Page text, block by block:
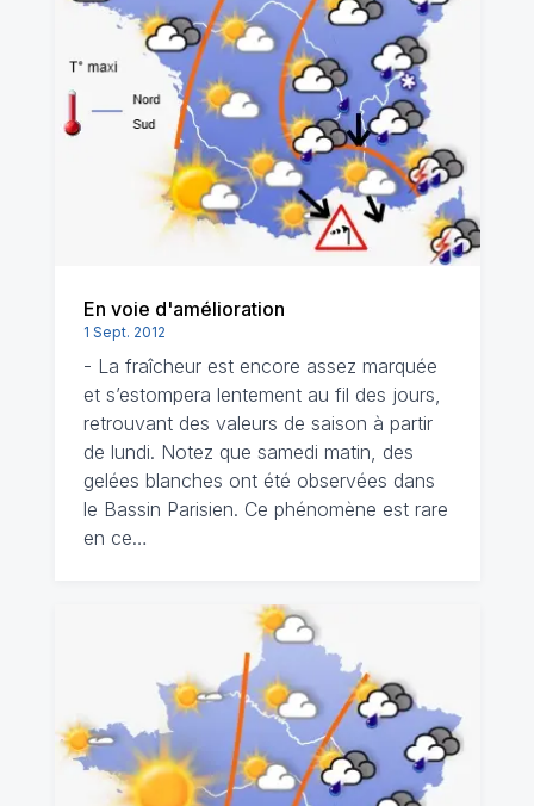
En voie d'amélioration
1 Sept. 2012
- La fraîcheur est encore assez marquée
et s’estompera lentement au fil des jours,
retrouvant des valeurs de saison à partir
de lundi. Notez que samedi matin, des
gelées blanches ont été observées dans
le Bassin Parisien. Ce phénomène est rare
en ce…